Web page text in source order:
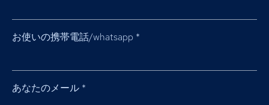
お使いの携帯電話/whatsapp *
あなたのメール *